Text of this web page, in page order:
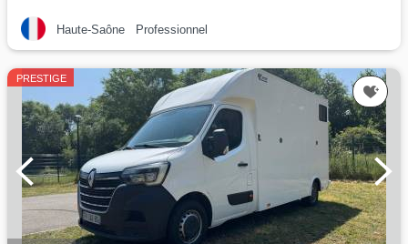
Haute-Saône Professionnel
PRESTIGE